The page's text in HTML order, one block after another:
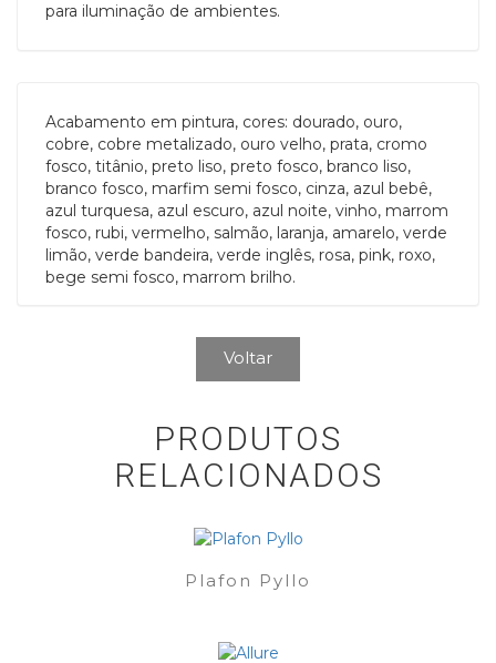
para iluminação de ambientes.
Acabamento em pintura, cores: dourado, ouro,
cobre, cobre metalizado, ouro velho, prata, cromo
fosco, titânio, preto liso, preto fosco, branco liso,
branco fosco, marfim semi fosco, cinza, azul bebê,
azul turquesa, azul escuro, azul noite, vinho, marrom
fosco, rubi, vermelho, salmão, laranja, amarelo, verde
limão, verde bandeira, verde inglês, rosa, pink, roxo,
bege semi fosco, marrom brilho.
Voltar
PRODUTOS
RELACIONADOS
Plafon Pyllo